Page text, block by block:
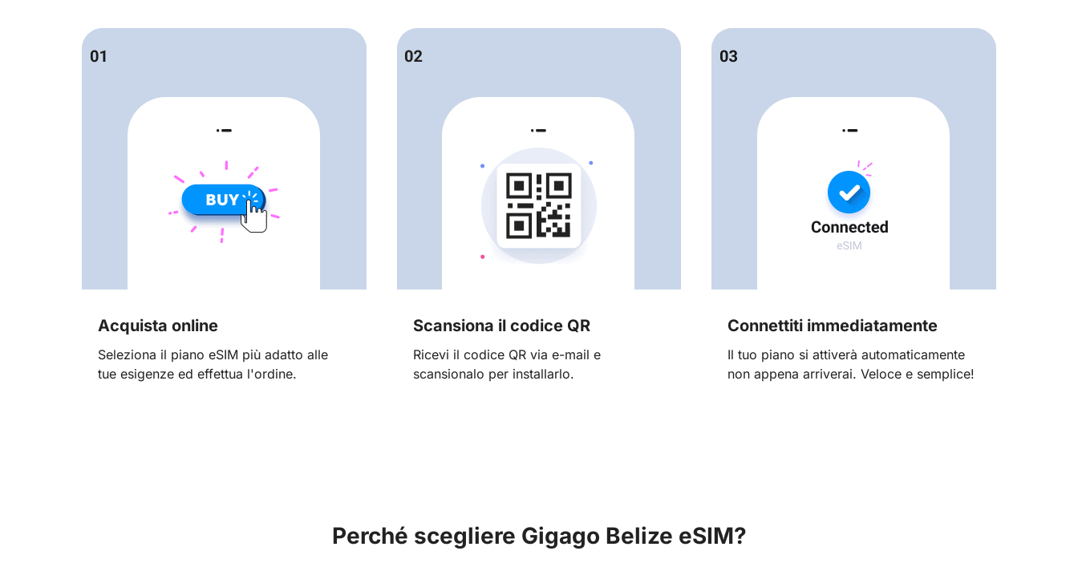
Acquista online
Seleziona il piano eSIM più adatto alle
tue esigenze ed effettua l'ordine.
Scansiona il codice QR
Ricevi il codice QR via e-mail e
scansionalo per installarlo.
Connettiti immediatamente
Il tuo piano si attiverà automaticamente
non appena arriverai. Veloce e semplice!
Perché scegliere Gigago Belize eSIM?